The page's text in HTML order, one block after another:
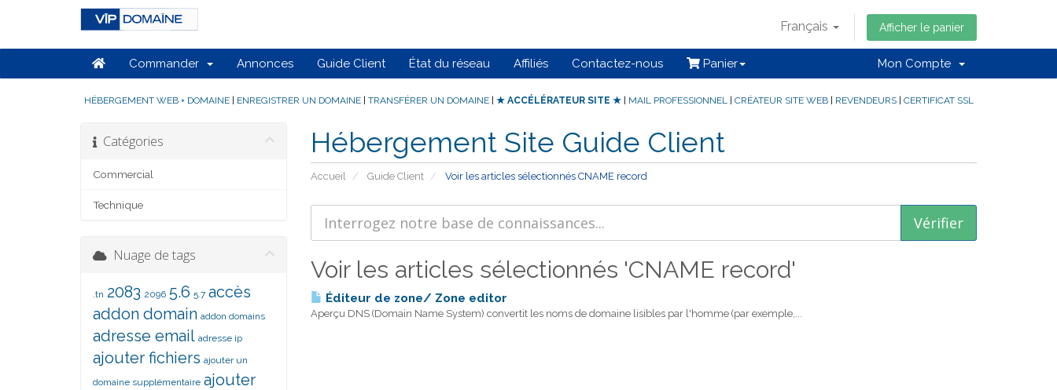
Français Afficher le panier
Commander Annonces Guide Client État du réseau Affiliés Contactez-nous Panier Mon Compte
HÉBERGEMENT WEB + DOMAINE| ENREGISTRER UN DOMAINE| TRANSFÉRER UN DOMAINE| ★ ACCÉLÉRATEUR SITE ★| MAIL PROFESSIONNEL| CRÉATEUR SITE WEB| REVENDEURS| CERTIFICAT SSL
Hébergement Site Guide Client
Accueil Guide Client Voir les articles sélectionnés CNAME record
Catégories
Commercial
Technique
Voir les articles sélectionnés 'CNAME record'
Éditeur de zone/ Zone editor
Aperçu DNS (Domain Name System) convertit les noms de domaine lisibles par l'homme (par exemple,...
Nuage de tags
.tn 2083 2096 5.6 5.7 accès
addon domain addon domains
adresse email adresse ip
ajouter fichiers ajouter un
domaine supplémentaire ajouter